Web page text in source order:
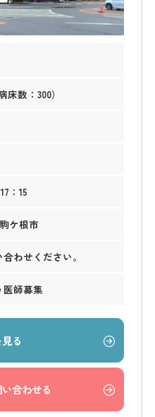
床数：300）
：15
ケ根市
わせください。
師募集
る
合わせる